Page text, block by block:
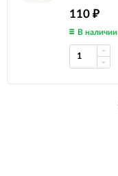
110 ₽
В наличии